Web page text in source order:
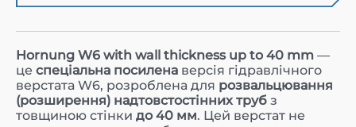
Hornung W6 with wall thickness up to 40 mm —
це спеціальна посилена версія гідравлічного
верстата W6, розроблена для розвальцювання
(розширення) надтовстостінних труб з
товщиною стінки до 40 мм. Цей верстат не